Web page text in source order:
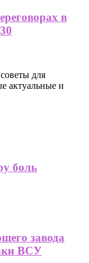
в
для
актуальные и
боль
завода
ВСУ